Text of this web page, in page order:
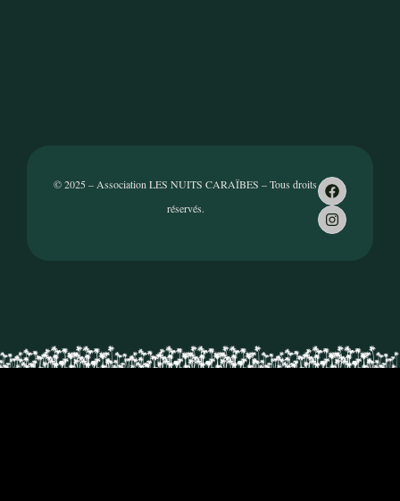
© 2025 – Association LES NUITS CARAÏBES – Tous droits
réservés.